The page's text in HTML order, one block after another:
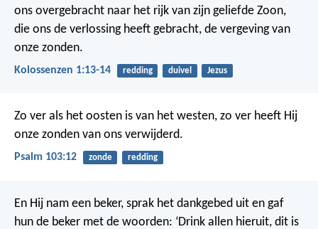
ons overgebracht naar het rijk van zijn geliefde Zoon,
die ons de verlossing heeft gebracht, de vergeving van
onze zonden.
Kolossenzen 1:13-14 redding duivel Jezus
Zo ver als het oosten is van het westen, zo ver heeft Hij
onze zonden van ons verwijderd.
Psalm 103:12 zonde redding
En Hij nam een beker, sprak het dankgebed uit en gaf
hun de beker met de woorden: ‘Drink allen hieruit, dit is